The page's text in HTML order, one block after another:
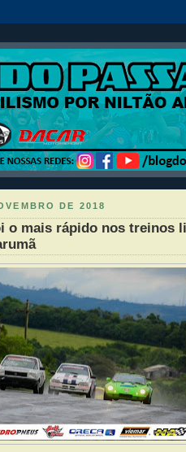
DE 2018
o mais rápido nos treinos